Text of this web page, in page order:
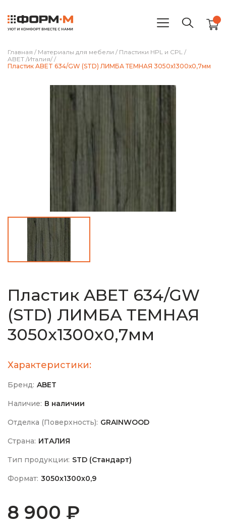
Главная / Материалы для мебели / Пластики HPL и CPL /
ABET /Италия/ /
Пластик ABET 634/GW (STD) ЛИМБА ТЕМНАЯ 3050х1300х0,7мм
Пластик ABET 634/GW
(STD) ЛИМБА ТЕМНАЯ
3050х1300х0,7мм
Характеристики:
Бренд: ABET
Наличие: В наличии
Отделка (Поверхность): GRAINWOOD
Страна: ИТАЛИЯ
Тип продукции: STD (Стандарт)
Формат: 3050х1300х0,9
8 900 ₽